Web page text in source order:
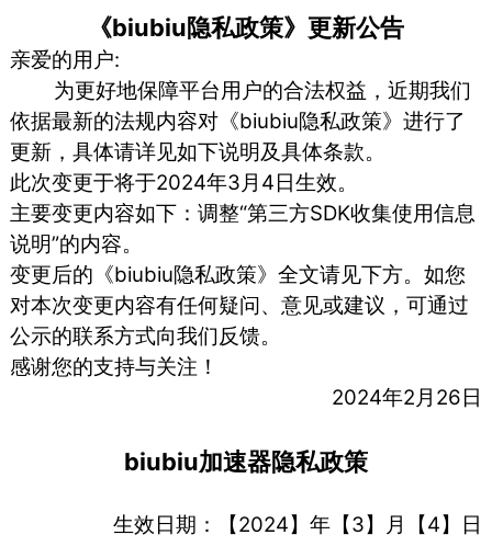
《biubiu隐私政策》更新公告
亲爱的用户:
为更好地保障平台用户的合法权益，近期我们
依据最新的法规内容对《biubiu隐私政策》进行了
更新，具体请详见如下说明及具体条款。
此次变更于将于2024年3月4日生效。
主要变更内容如下：调整“第三方SDK收集使用信息
说明”的内容。
变更后的《biubiu隐私政策》全文请见下方。如您
对本次变更内容有任何疑问、意见或建议，可通过
公示的联系方式向我们反馈。
感谢您的支持与关注！
2024年2月26日
biubiu加速器隐私政策
生效日期：【2024】年【3】月【4】日